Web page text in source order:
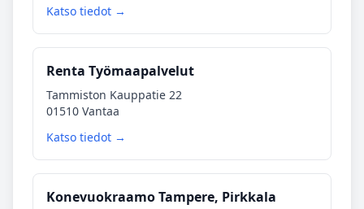
Katso tiedot →
Renta Työmaapalvelut
Tammiston Kauppatie 22
01510 Vantaa
Katso tiedot →
Konevuokraamo Tampere, Pirkkala